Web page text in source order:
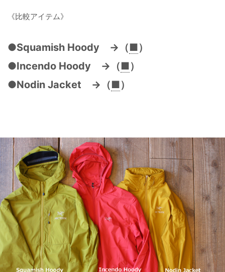
《比較アイテム》
●Squamish Hoody →（■）
●Incendo Hoody →（■）
●Nodin Jacket →（■）